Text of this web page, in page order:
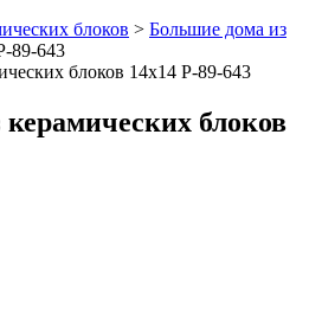
блоков > Большие дома из
89-643
блоков